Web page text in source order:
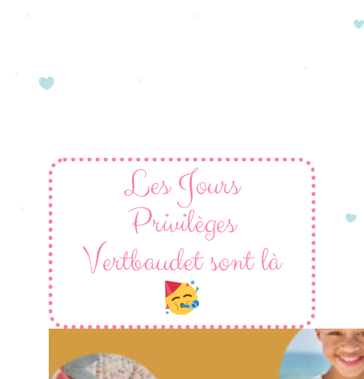
Les Jours
Privilèges
Vertbaudet sont là